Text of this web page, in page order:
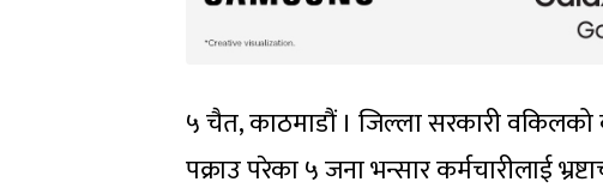
५ चैत, काठमाडौं । जिल्ला सरकारी
पक्राउ परेका ५ जना भन्सार कर्मचारीलाई